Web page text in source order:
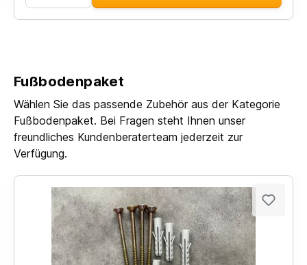
Fußbodenpaket
Wählen Sie das passende Zubehör aus der Kategorie
Fußbodenpaket. Bei Fragen steht Ihnen unser
freundliches Kundenberaterteam jederzeit zur
Verfügung.